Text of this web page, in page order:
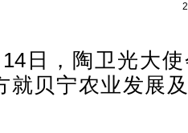
14 日，陶卫光大
就贝宁农业发展